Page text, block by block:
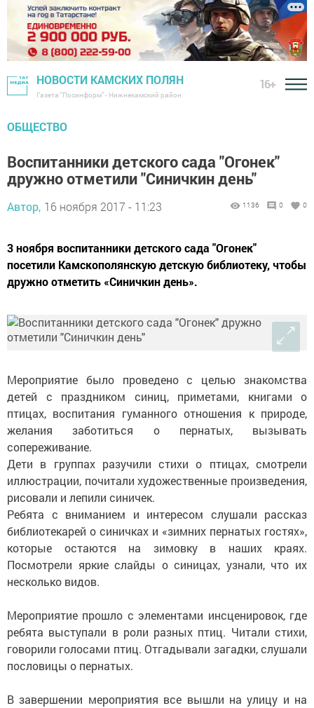
НОВОСТИ КАМСКИХ ПОЛЯН
Газета "Посинформ" - Нижнекамский район
16+
ОБЩЕСТВО
Воспитанники детского сада "Огонек"
дружно отметили "Синичкин день"
Автор, 16 ноября 2017 - 11:23 1136 0 0
3 ноября воспитанники детского сада "Огонек"
посетили Камскополянскую детскую библиотеку, чтобы
дружно отметить «Синичкин день».
Мероприятие было проведено с целью знакомства
детей с праздником синиц, приметами, книгами о
птицах, воспитания гуманного отношения к природе,
желания заботиться о пернатых, вызывать
сопереживание.
Дети в группах разучили стихи о птицах, смотрели
иллюстрации, почитали художественные произведения,
рисовали и лепили синичек.
Ребята с вниманием и интересом слушали рассказ
библиотекарей о синичках и «зимних пернатых гостях»,
которые остаются на зимовку в наших краях.
Посмотрели яркие слайды о синицах, узнали, что их
несколько видов.
Мероприятие прошло с элементами инсценировок, где
ребята выступали в роли разных птиц. Читали стихи,
говорили голосами птиц. Отгадывали загадки, слушали
пословицы о пернатых.
В завершении мероприятия все вышли на улицу и на